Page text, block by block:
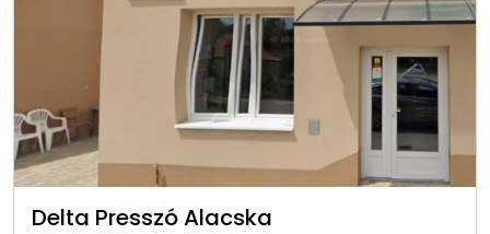
Delta Presszó Alacska